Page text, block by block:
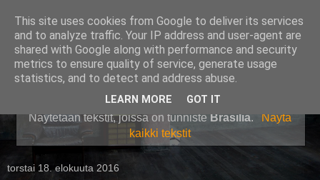
Pullollinen
Näytetään tekstit, joissa on tunniste Brasilia.
Näytä
kaikki tekstit
torstai 18. elokuuta 2016
This site uses cookies from Google to deliver its services
and to analyze traffic. Your IP address and user-agent are
shared with Google along with performance and security
metrics to ensure quality of service, generate usage
statistics, and to detect and address abuse.
LEARN MORE GOT IT